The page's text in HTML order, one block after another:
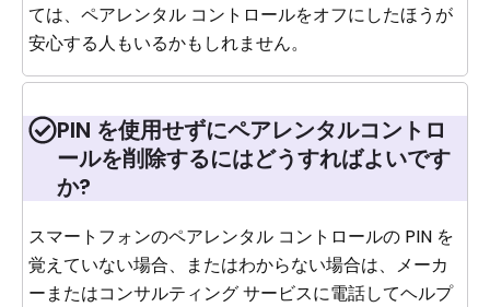
ては、ペアレンタル コントロールをオフにしたほうが
安心する人もいるかもしれません。
PIN を使用せずにペアレンタルコントロ
ールを削除するにはどうすればよいです
か?
スマートフォンのペアレンタル コントロールの PIN を
覚えていない場合、またはわからない場合は、メーカ
ーまたはコンサルティング サービスに電話してヘルプ